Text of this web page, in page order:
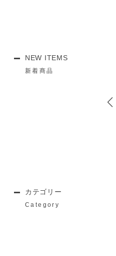
NEW ITEMS
新着商品
カテゴリー
Category